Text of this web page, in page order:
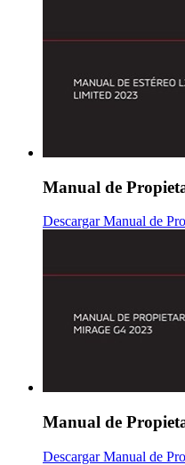
Manual de
Descargar Manual de
Manual de
Descargar Manual de